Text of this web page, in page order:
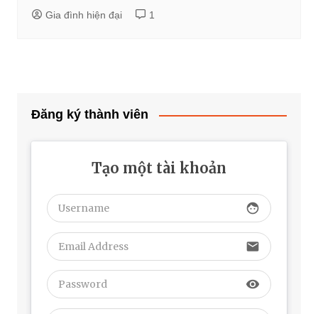
Gia đình hiện đại 1
Đăng ký thành viên
Tạo một tài khoản
face
email
visibility